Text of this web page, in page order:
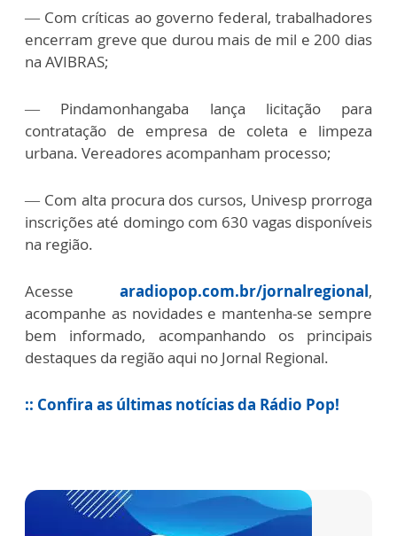
— Com críticas ao governo federal, trabalhadores
encerram greve que durou mais de mil e 200 dias
na AVIBRAS;
— Pindamonhangaba lança licitação para
contratação de empresa de coleta e limpeza
urbana. Vereadores acompanham processo;
— Com alta procura dos cursos, Univesp prorroga
inscrições até domingo com 630 vagas disponíveis
na região.
Acesse aradiopop.com.br/jornalregional,
acompanhe as novidades e mantenha-se sempre
bem informado, acompanhando os principais
destaques da região aqui no Jornal Regional.
:: Confira as últimas notícias da Rádio Pop!